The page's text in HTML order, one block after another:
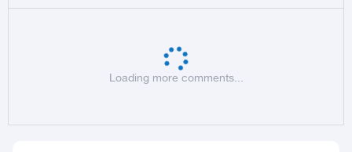
Loading more comments...